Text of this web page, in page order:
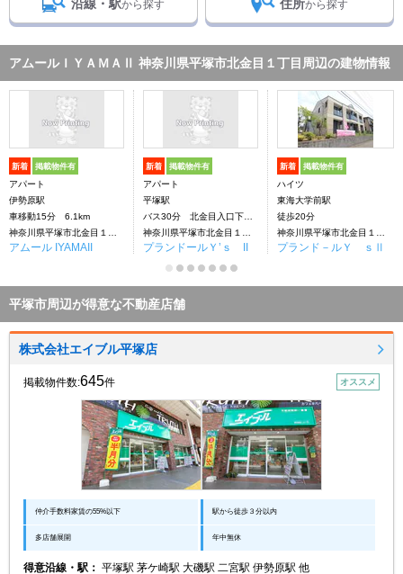
沿線・駅から探す 住所から探す
アムールＩＹＡＭＡⅡ 神奈川県平塚市北金目１丁目周辺の建物情報
新着 掲載物件有
アパート
伊勢原駅
車移動15分 6.1km
アムール IYAMAII
新着 掲載物件有
アパート
平塚駅
バス30分 北金目入口下車：停歩15分
プランドールＹ’ｓ II
新着 掲載物件有
ハイツ
東海大学前駅
徒歩20分
プランド－ルＹ ｓⅡ
平塚市周辺が得意な不動産店舗
株式会社エイブル平塚店
掲載物件数:645件 オススメ
仲介手数料家賃の55%以下 駅から徒歩３分以内
多店舗展開 年中無休
得意沿線・駅： 平塚駅 茅ケ崎駅 大磯駅 二宮駅 伊勢原駅 他